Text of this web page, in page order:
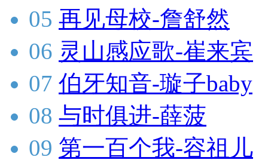
05 再见母校-詹舒然
06 灵山感应歌-崔来宾
07 伯牙知音-璇子baby
08 与时俱进-薛菠
09 第一百个我-容祖儿